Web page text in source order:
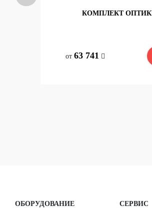
КОМПЛЕКТ ОПТИКИ
от 63 741
со склада
63 741
ОБОРУДОВАНИЕ СЕРВИС